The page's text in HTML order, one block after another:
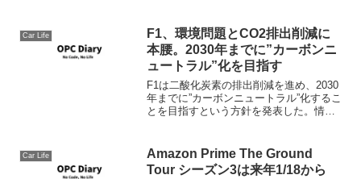
可能性が出てきたこと、もうひとつは、
チームと...
Car Life
F1、環境問題とCO2排出削減に
本腰。2030年までに”カーボンニ
ュートラル”化を目指す
F1は二酸化炭素の排出削減を進め、2030
年までに”カーボンニュートラル”化するこ
とを目指すという方針を発表した。情報
ル”化を目指すF1と言えどもサステナビリ
テ...
Car Life
Amazon Prime The Ground
Tour シーズン3は来年1/18から